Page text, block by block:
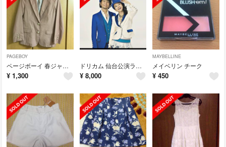
PAGEBOY
ページボーイ 春ジャケット
¥ 1,300
ドリカム 仙台公演ライブチケット
¥ 8,000
MAYBELLINE
メイベリン チーク
¥ 450